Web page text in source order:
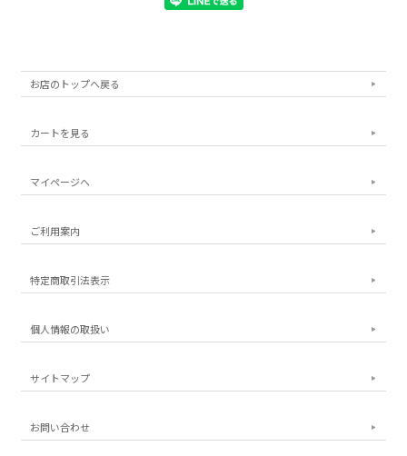
お店のトップへ戻る
カートを見る
マイページへ
ご利用案内
特定商取引法表示
個人情報の取扱い
サイトマップ
お問い合わせ